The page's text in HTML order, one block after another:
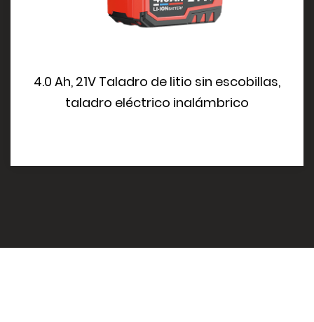
4.0 Ah, 21V Taladro de litio sin escobillas,
taladro eléctrico inalámbrico